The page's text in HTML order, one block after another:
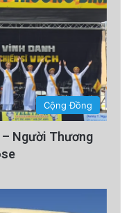
Cộng Đồng
– Người Thương